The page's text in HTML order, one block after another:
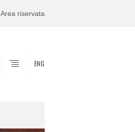
Area riservata
ENG